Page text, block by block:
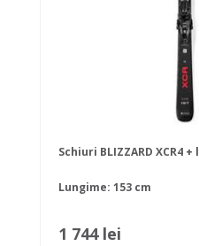
Schiuri BLIZZARD XCR4
Lungime: 153 cm
1 744 lei